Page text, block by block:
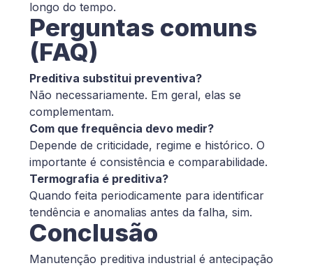
longo do tempo.
Perguntas comuns
(FAQ)
Preditiva substitui preventiva?
Não necessariamente. Em geral, elas se
complementam.
Com que frequência devo medir?
Depende de criticidade, regime e histórico. O
importante é consistência e comparabilidade.
Termografia é preditiva?
Quando feita periodicamente para identificar
tendência e anomalias antes da falha, sim.
Conclusão
Manutenção preditiva industrial é antecipação